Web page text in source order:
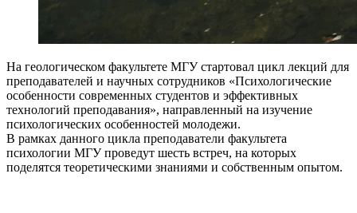
На геологическом факультете МГУ стартовал цикл лекций для
преподавателей и научных сотрудников «Психологические
особенности современных студентов и эффективных
технологий преподавания», направленный на изучение
психологических особенностей молодежи.
В рамках данного цикла преподаватели факультета
психологии МГУ проведут шесть встреч, на которых
поделятся теоретическими знаниями и собственным опытом.